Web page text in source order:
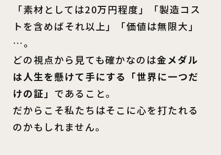
「素材としては20万円程度」「製造コス
トを含めばそれ以上」「価値は無限大」
…。
どの視点から見ても確かなのは金メダル
は人生を懸けて手にする「世界に一つだ
けの証」 であること。
だからこそ私たちはそこに心を打たれる
のかもしれません。